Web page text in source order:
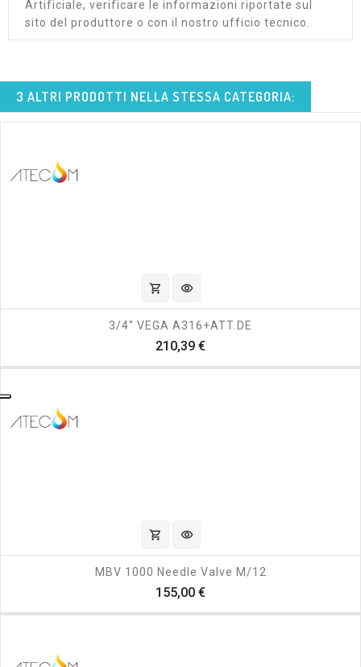
Artificiale, verificare le informazioni riportate sul
sito del produttore o con il nostro ufficio tecnico.
3 ALTRI PRODOTTI NELLA STESSA CATEGORIA:
shopping_cart visibility
3/4" VEGA A316+ATT.DE
210,39 €Prezzo
shopping_cart visibility
MBV 1000 Needle Valve M/12
155,00 €Prezzo